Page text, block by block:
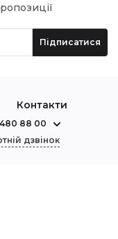
Підписатися
Контакти
88 00
дзвінок